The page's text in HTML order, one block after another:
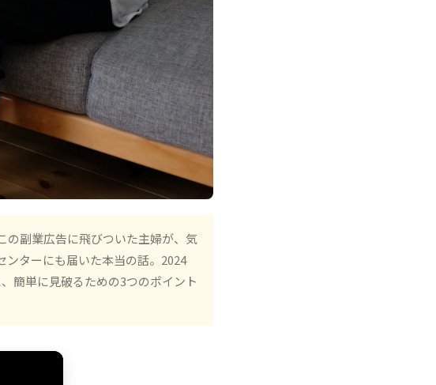
の副業広告に飛びついた主婦が、気
ンターにも届いた本当の話。2024
簡単に見破るための3つのポイント